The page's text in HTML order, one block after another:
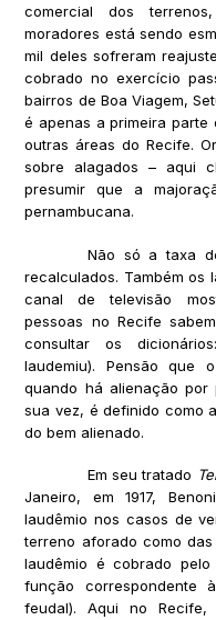
comercial dos
moradores está sendo
mil deles sofreram
cobrado no exercício
bairros de Boa Viagem,
é apenas a primeira
outras áreas do Recife.
sobre alagados – aqui
presumir que a
pernambucana.
Não só a taxa
recalculados. Também os
canal de televisão
pessoas no Recife
consultar os
laudemiu). Pensão que
quando há alienação por
sua vez, é definido como
do bem alienado.
Em seu tratado
Janeiro, em 1917,
laudêmio nos casos de
terreno aforado como
laudêmio é cobrado pelo
função correspondente
feudal). Aqui no